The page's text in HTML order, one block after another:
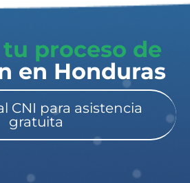
proceso de
en Honduras​
CNI para asistencia
gratuita